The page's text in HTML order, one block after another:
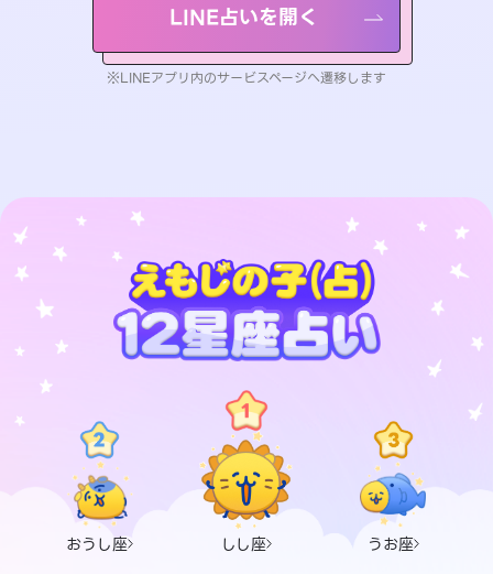
LINE占いを開く
※LINEアプリ内のサービスページへ遷移します
おうし座 しし座 うお座